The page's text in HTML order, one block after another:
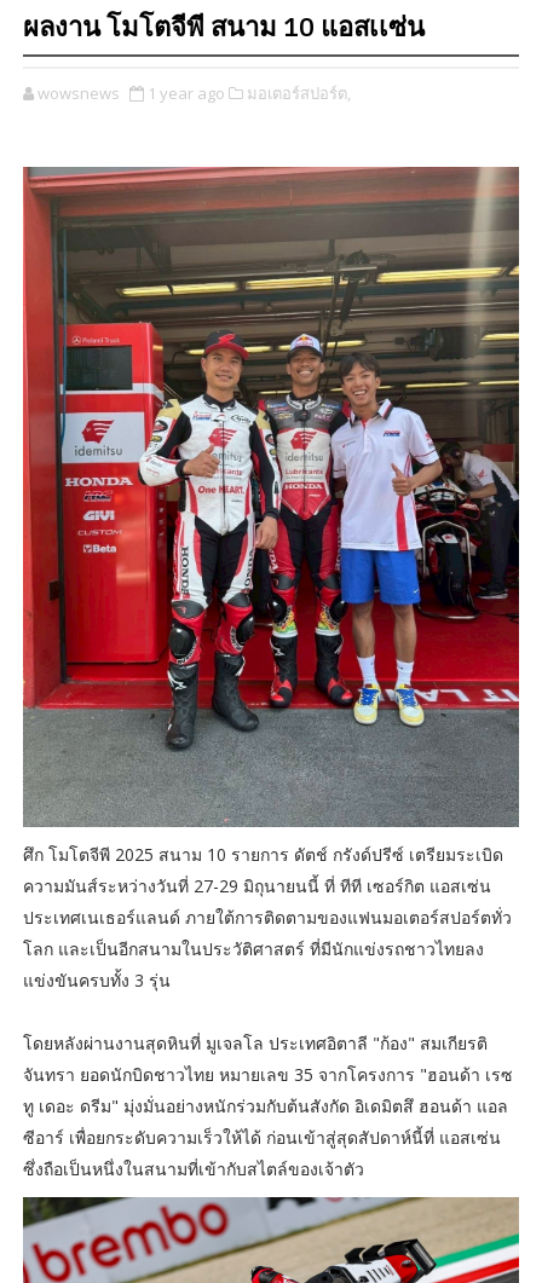
ผลงาน โมโตจีพี สนาม 10 แอสเเซ่น
wowsnews 1 year ago มอเตอร์สปอร์ต,
ศึก โมโตจีพี 2025 สนาม 10 รายการ ดัตช์ กรังด์ปรีซ์ เตรียมระเบิด
ความมันส์ระหว่างวันที่ 27-29 มิถุนายนนี้ ที่ ทีที เซอร์กิต แอสเซ่น
ประเทศเนเธอร์แลนด์ ภายใต้การติดตามของแฟนมอเตอร์สปอร์ตทั่ว
โลก และเป็นอีกสนามในประวัติศาสตร์ ที่มีนักแข่งรถชาวไทยลง
แข่งขันครบทั้ง 3 รุ่น
โดยหลังผ่านงานสุดหินที่ มูเจลโล ประเทศอิตาลี "ก้อง" สมเกียรติ
จันทรา ยอดนักบิดชาวไทย หมายเลข 35 จากโครงการ "ฮอนด้า เรซ
ทู เดอะ ดรีม" มุ่งมั่นอย่างหนักร่วมกับต้นสังกัด อิเดมิตสึ ฮอนด้า แอล
ซีอาร์ เพื่อยกระดับความเร็วให้ได้ ก่อนเข้าสู่สุดสัปดาห์นี้ที่ แอสเซ่น
ซึ่งถือเป็นหนึ่งในสนามที่เข้ากับสไตล์ของเจ้าตัว